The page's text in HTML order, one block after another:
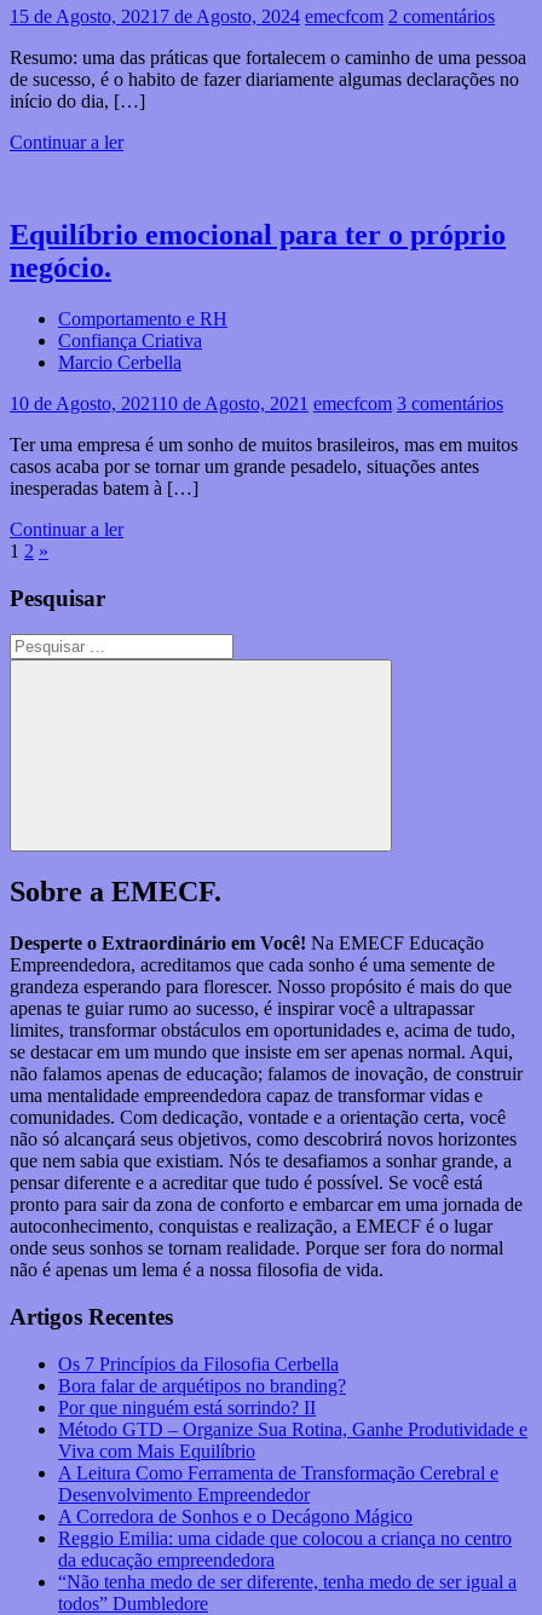
15 de Agosto, 2021 7 de Agosto, 2024 emecfcom 2 comentários
Resumo: uma das práticas que fortalecem o caminho de uma pessoa
de sucesso, é o habito de fazer diariamente algumas declarações no
início do dia, […]
Continuar a ler
Equilíbrio emocional para ter o próprio
negócio.
Comportamento e RH
Confiança Criativa
Marcio Cerbella
10 de Agosto, 202110 de Agosto, 2021 emecfcom 3 comentários
Ter uma empresa é um sonho de muitos brasileiros, mas em muitos
casos acaba por se tornar um grande pesadelo, situações antes
inesperadas batem à […]
Continuar a ler
Paginação
dos
conteúdos
1 2 Artigos
»
Pesquisar
Pesquisar
por:
Pesquisar
Sobre a EMECF.
Desperte o Extraordinário em Você! Na EMECF Educação
Empreendedora, acreditamos que cada sonho é uma semente de
grandeza esperando para florescer. Nosso propósito é mais do que
apenas te guiar rumo ao sucesso, é inspirar você a ultrapassar
limites, transformar obstáculos em oportunidades e, acima de tudo,
se destacar em um mundo que insiste em ser apenas normal. Aqui,
não falamos apenas de educação; falamos de inovação, de construir
uma mentalidade empreendedora capaz de transformar vidas e
comunidades. Com dedicação, vontade e a orientação certa, você
não só alcançará seus objetivos, como descobrirá novos horizontes
que nem sabia que existiam. Nós te desafiamos a sonhar grande, a
pensar diferente e a acreditar que tudo é possível. Se você está
pronto para sair da zona de conforto e embarcar em uma jornada de
autoconhecimento, conquistas e realização, a EMECF é o lugar
onde seus sonhos se tornam realidade. Porque ser fora do normal
não é apenas um lema é a nossa filosofia de vida.
Artigos Recentes
Os 7 Princípios da Filosofia Cerbella
Bora falar de arquétipos no branding?
Por que ninguém está sorrindo? II
Método GTD – Organize Sua Rotina, Ganhe Produtividade e
Viva com Mais Equilíbrio
A Leitura Como Ferramenta de Transformação Cerebral e
Desenvolvimento Empreendedor
A Corredora de Sonhos e o Decágono Mágico
Reggio Emilia: uma cidade que colocou a criança no centro
da educação empreendedora
“Não tenha medo de ser diferente, tenha medo de ser igual a
todos” Dumbledore